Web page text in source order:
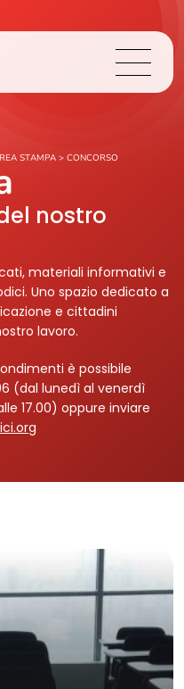
STAMPA > CONCORSO
nostro
materiali informativi e
Uno spazio dedicato a
e cittadini
lavoro.
è possibile
(dal lunedì al venerdì
17.00) oppure inviare